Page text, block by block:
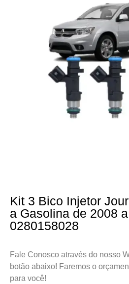
Kit 3 Bico Injetor
a Gasolina de 2008
0280158028
Fale Conosco através do nosso
botão abaixo! Faremos o
para você!